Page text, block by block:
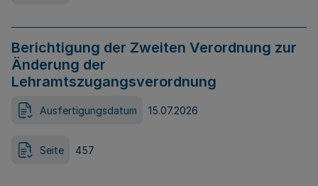
Berichtigung der Zweiten Verordnung zur
Änderung der
Lehramtszugangsverordnung
Ausfertigungsdatum 15.07.2026
Seite 457